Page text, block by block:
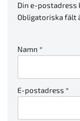
Din e-postadress
Obligatoriska fält
Namn *
E-postadress *